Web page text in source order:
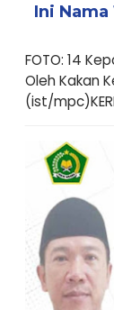
Ini Nama
FOTO: 14
Oleh Kakan
(ist/